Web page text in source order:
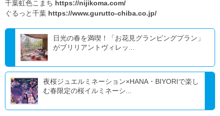
千葉虹色こまち https://nijikoma.com/
ぐるっと千葉 https://www.gurutto-chiba.co.jp/
日光の春を満喫！「お花見グランピングプラン」
がブリリアントヴィレッ...
夜桜ジュエルミネーション×HANA・BIYORIで楽し
む春限定の桜イルミネーシ...